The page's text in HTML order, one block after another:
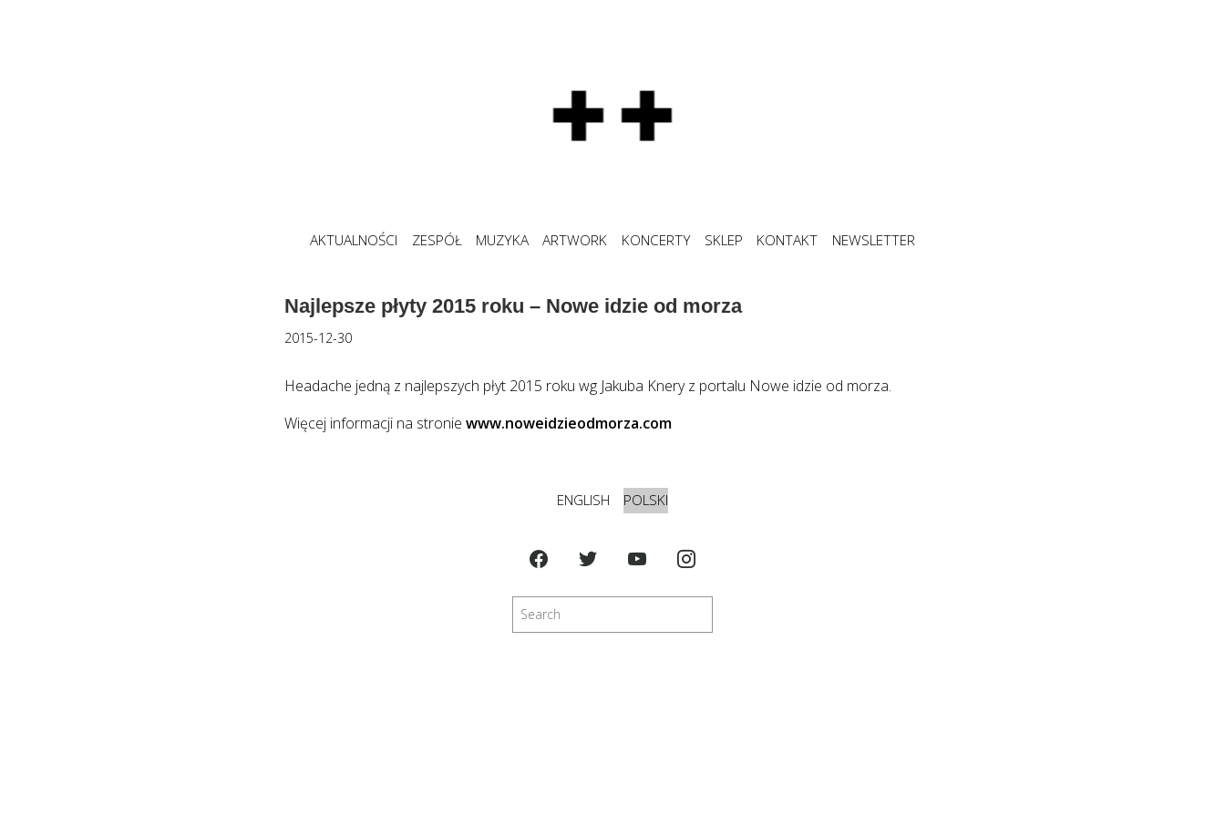
AKTUALNOŚCI ZESPÓŁ MUZYKA ARTWORK KONCERTY SKLEP KONTAKT NEWSLETTER
Najlepsze płyty 2015 roku – Nowe idzie od morza
2015-12-30
Headache jedną z najlepszych płyt 2015 roku wg Jakuba Knery z portalu Nowe idzie od morza.
Więcej informacji na stronie www.noweidzieodmorza.com
ENGLISH POLSKI